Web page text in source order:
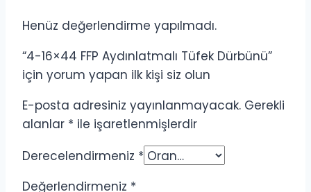
Henüz değerlendirme yapılmadı.
“4-16×44 FFP Aydınlatmalı Tüfek Dürbünü”
için yorum yapan ilk kişi siz olun
E-posta adresiniz yayınlanmayacak. Gerekli
alanlar * ile işaretlenmişlerdir
Derecelendirmeniz *
Değerlendirmeniz *